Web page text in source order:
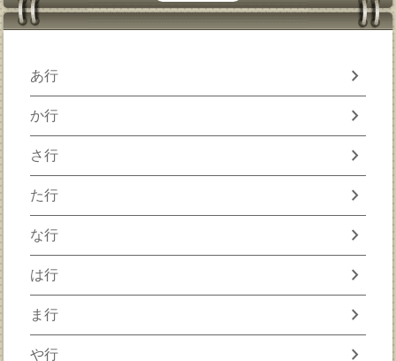
あ行 chevron_right
か行 chevron_right
さ行 chevron_right
た行 chevron_right
な行 chevron_right
は行 chevron_right
ま行 chevron_right
や行 chevron_right